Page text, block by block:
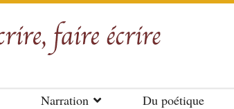
Narration Du poétique